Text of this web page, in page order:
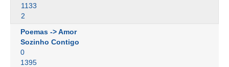
1133
2
Poemas -> Amor
Sozinho Contigo
0
1395